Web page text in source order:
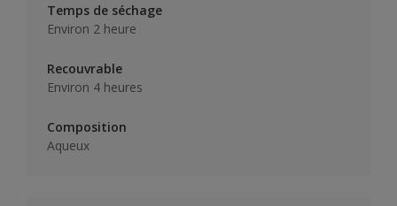
Temps de séchage
Environ 2 heure
Recouvrable
Environ 4 heures
Composition
Aqueux